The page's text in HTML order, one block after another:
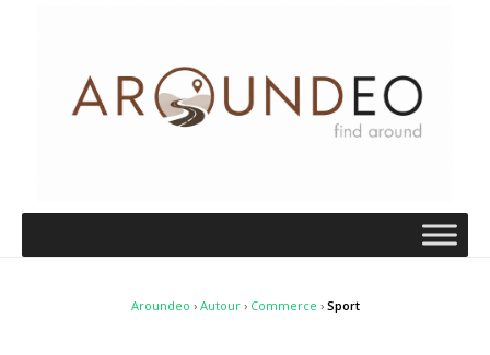
Aroundeo › Autour› Commerce › Sport